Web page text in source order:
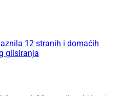
12 stranih i domaćih
glisiranja